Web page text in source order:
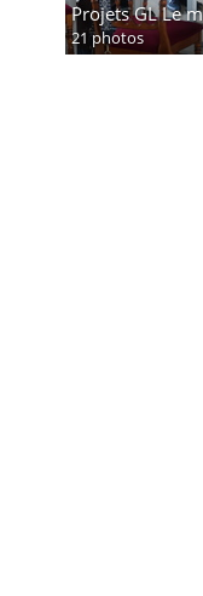
Projets GL Le
21 photos